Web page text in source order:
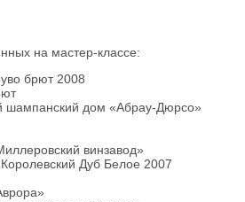
на мастер-классе:
брют 2008
шампанский дом «Абрау-Дюрсо»
винзавод»
Дуб Белое 2007